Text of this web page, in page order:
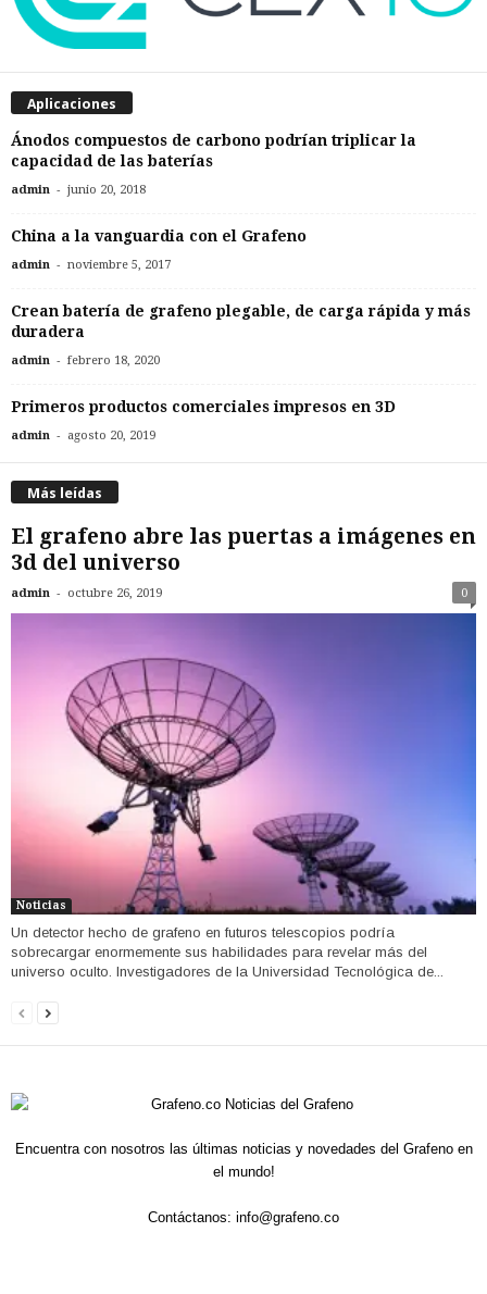
Aplicaciones
Ánodos compuestos de carbono podrían triplicar la
capacidad de las baterías
admin - junio 20, 2018
China a la vanguardia con el Grafeno
admin - noviembre 5, 2017
Crean batería de grafeno plegable, de carga rápida y más
duradera
admin - febrero 18, 2020
Primeros productos comerciales impresos en 3D
admin - agosto 20, 2019
Más leídas
El grafeno abre las puertas a imágenes en
3d del universo
admin - octubre 26, 2019 0
Noticias
Un detector hecho de grafeno en futuros telescopios podría
sobrecargar enormemente sus habilidades para revelar más del
universo oculto. Investigadores de la Universidad Tecnológica de...
Encuentra con nosotros las últimas noticias y novedades del Grafeno en
el mundo!
Contáctanos: info@grafeno.co